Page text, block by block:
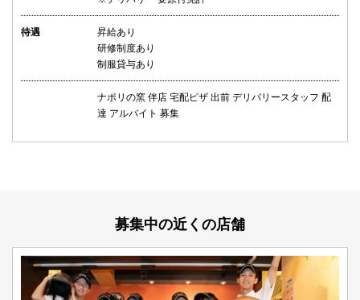
待遇
昇給あり
研修制度あり
制服貸与あり
ナポリの窯 伴店 宅配ピザ 出前 デリバリースタッフ 配
達 アルバイト 募集
募集中の近くの店舗